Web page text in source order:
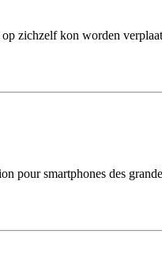
zichzelf kon worden
pour smartphones des